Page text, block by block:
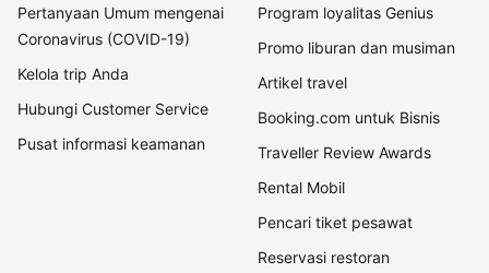
Pertanyaan Umum mengenai
Coronavirus (COVID-19)
Kelola trip Anda
Hubungi Customer Service
Pusat informasi keamanan
Program loyalitas Genius
Promo liburan dan musiman
Artikel travel
Booking.com untuk Bisnis
Traveller Review Awards
Rental Mobil
Pencari tiket pesawat
Reservasi restoran